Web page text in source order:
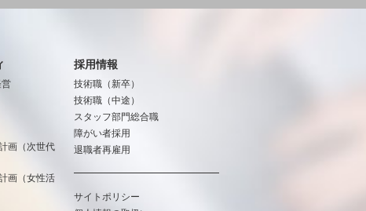
画（次世代
画（女性活
採用情報
技術職（新卒）
技術職（中途）
スタッフ部門総合職
障がい者採用
退職者再雇用
サイトポリシー